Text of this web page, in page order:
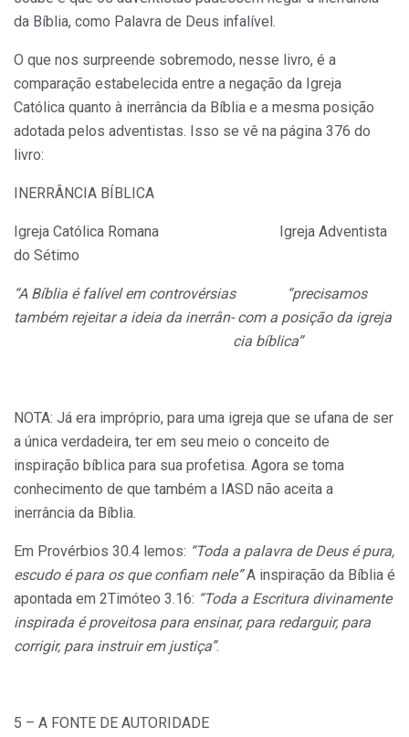
da Bíblia, como Palavra de Deus infalível.
O que nos surpreende sobremodo, nesse livro, é a
comparação estabelecida entre a negação da Igreja
Católica quanto à inerrância da Bíblia e a mesma posição
adotada pelos adventistas. Isso se vê na página 376 do
livro:
INERRÂNCIA BÍBLICA
Igreja Católica Romana Igreja Adventista
do Sétimo
“A Bíblia é falível em controvérsias “precisamos
também rejeitar a ideia da inerrân- com a posição da igreja
cia bíblica”
NOTA: Já era impróprio, para uma igreja que se ufana de ser
a única verdadeira, ter em seu meio o conceito de
inspiração bíblica para sua profetisa. Agora se toma
conhecimento de que também a IASD não aceita a
inerrância da Bíblia.
Em Provérbios 30.4 lemos: “Toda a palavra de Deus é pura,
escudo é para os que confiam nele”A inspiração da Bíblia é
apontada em 2Timóteo 3.16: “Toda a Escritura divinamente
inspirada é proveitosa para ensinar, para redarguir, para
corrigir, para instruir em justiça”.
5 – A FONTE DE AUTORIDADE